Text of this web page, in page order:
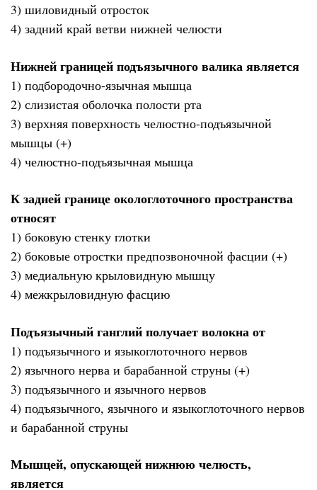
3) шиловидный отросток
4) задний край ветви нижней челюсти
Нижней границей подъязычного валика является
1) подбородочно-язычная мышца
2) слизистая оболочка полости рта
3) верхняя поверхность челюстно-подъязычной
мышцы (+)
4) челюстно-подъязычная мышца
К задней границе окологлоточного пространства
относят
1) боковую стенку глотки
2) боковые отростки предпозвоночной фасции (+)
3) медиальную крыловидную мышцу
4) межкрыловидную фасцию
Подъязычный ганглий получает волокна от
1) подъязычного и языкоглоточного нервов
2) язычного нерва и барабанной струны (+)
3) подъязычного и язычного нервов
4) подъязычного, язычного и языкоглоточного нервов
и барабанной струны
Мышцей, опускающей нижнюю челюсть,
является